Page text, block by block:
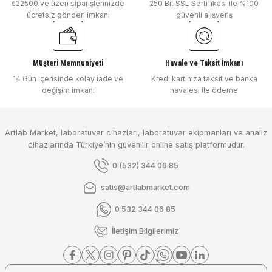
₺ 10.280
DLab Micropette Plus 100-1000 μl Ayarlanabilir Otomatİk Pipet
DLab Micropette Plus 10-100 μl Ayarlanabilir Otomatik Pipet
DLab Ayarlanabilir Otomatik Pipet ( 0.5-10 µl ) 7010101004
₺22500 ve üzeri siparişlerinizde
ücretsiz gönderi imkanı
250 Bit SSL Sertifikası ile %100
güvenli alışveriş
Müşteri Memnuniyeti
14 Gün içerisinde kolay iade ve
değişim imkanı
Havale ve Taksit İmkanı
Kredi kartınıza taksit ve banka
havalesi ile ödeme
Artlab Market, laboratuvar cihazları, laboratuvar ekipmanları ve analiz
cihazlarında Türkiye’nin güvenilir online satış platformudur.
0 (532) 344 06 85
satis@artlabmarket.com
0 532 344 06 85
İletişim Bilgilerimiz